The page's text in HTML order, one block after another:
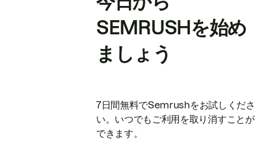
SEMRUSHを始め
ましょう
7日間無料でSemrushをお試しくださ
い。いつでもご利用を取り消すことが
できます。